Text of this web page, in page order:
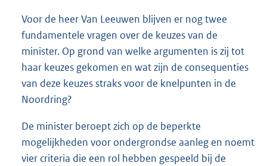
Voor de heer Van Leeuwen blijven er nog twee
fundamentele vragen over de keuzes van de
minister. Op grond van welke argumenten is zij tot
haar keuzes gekomen en wat zijn de consequenties
van deze keuzes straks voor de knelpunten in de
Noordring?
De minister beroept zich op de beperkte
mogelijkheden voor ondergrondse aanleg en noemt
vier criteria die een rol hebben gespeeld bij de